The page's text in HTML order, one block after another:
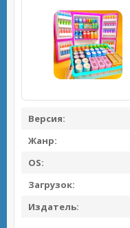
Версия:
Жанр:
OS:
Загрузок:
Издатель: